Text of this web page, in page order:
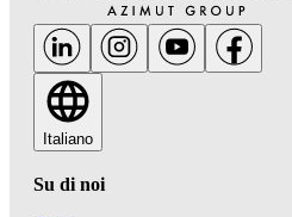
Italiano
Su di noi